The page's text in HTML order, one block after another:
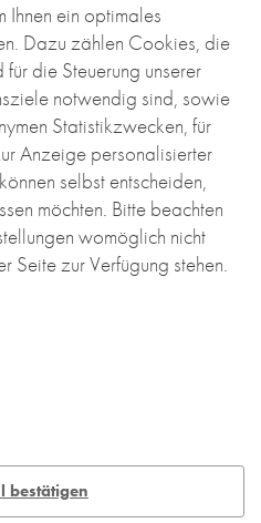
ein optimales
Dazu zählen Cookies, die
die Steuerung unserer
notwendig sind, sowie
Statistikzwecken, für
Anzeige personalisierter
selbst entscheiden,
möchten. Bitte beachten
womöglich nicht
Seite zur Verfügung stehen.
bestätigen